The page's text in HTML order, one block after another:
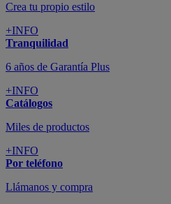
Crea tu propio estilo
+INFO
Tranquilidad
6 años de Garantía Plus
+INFO
Catálogos
Miles de productos
+INFO
Por teléfono
Llámanos y compra